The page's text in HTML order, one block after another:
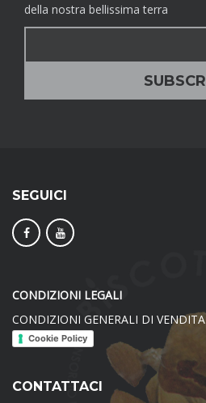
della nostra bellissima terra
SEGUICI
CONDIZIONI LEGALI
CONDIZIONI GENERALI DI VENDITA
Cookie Policy
CONTATTACI